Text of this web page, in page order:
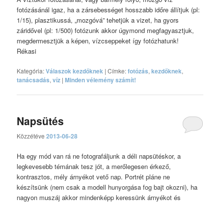
fotózásánál igaz, ha a zársebességet hosszabb időre állítjuk (pl:
1/15), plasztikussá, „mozgóvá” tehetjük a vizet, ha gyors
záridővel (pl: 1/500) fotózunk akkor úgymond megfagyasztjuk,
megdermesztjük a képen, vízcseppeket így fotózhatunk!
Rékasi
Kategória:Válaszok kezdőknek |Címke:fotózás,kezdőknek,
tanácsadás,víz |Minden vélemény számít!
Napsütés
Közzétéve2013-06-28
Ha egy mód van rá ne fotografáljunk a déli napsütéskor, a
legkevesebb témának tesz jót, a merőlegesen érkező,
kontrasztos, mély árnyékot vető nap. Portrét pláne ne
készítsünk (nem csak a modell hunyorgása fog bajt okozni), ha
nagyon muszáj akkor mindenképp keressünk árnyékot és